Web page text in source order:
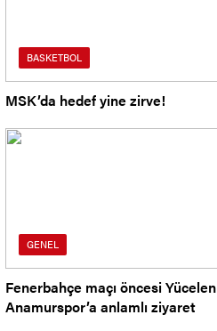
BASKETBOL
MSK’da hedef yine zirve!
GENEL
Fenerbahçe maçı öncesi Yücelen
Anamurspor’a anlamlı ziyaret